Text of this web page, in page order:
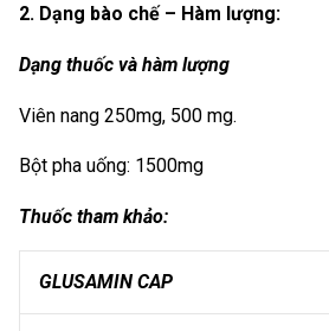
2. Dạng bào chế – Hàm lượng:
Dạng thuốc và hàm lượng
Viên nang 250mg, 500 mg.
Bột pha uống: 1500mg
Thuốc tham khảo:
GLUSAMIN CAP